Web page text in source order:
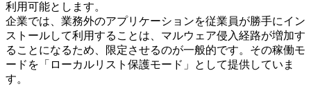
利用可能とします。
企業では、業務外のアプリケーションを従業員が勝手にイン
ストールして利用することは、マルウェア侵入経路が増加す
ることになるため、限定させるのが一般的です。その稼働モ
ードを「ローカルリスト保護モード」として提供していま
す。